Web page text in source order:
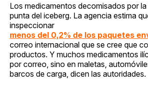
Los medicamentos decomisados por
punta del iceberg. La agencia estima
inspeccionar
menos del 0,2% de los paquetes
correo internacional que se cree que
productos. Y muchos medicamentos
por correo, sino en maletas,
barcos de carga, dicen las autoridades.